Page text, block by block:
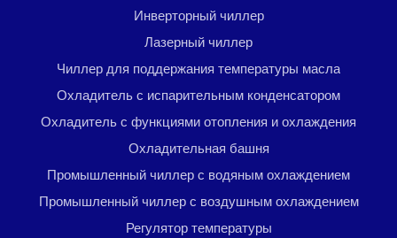
Инверторный чиллер
Лазерный чиллер
Чиллер для поддержания температуры масла
Охладитель с испарительным конденсатором
Охладитель с функциями отопления и охлаждения
Охладительная башня
Промышленный чиллер с водяным охлаждением
Промышленный чиллер с воздушным охлаждением
Регулятор температуры